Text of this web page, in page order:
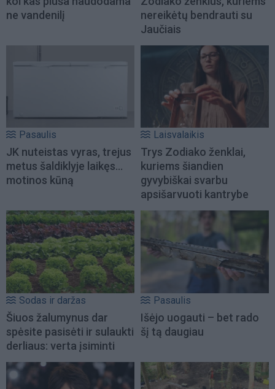
ne vandenilį
nereikėtų bendrauti su
Jaučiais
Pasaulis
JK nuteistas vyras, trejus
metus šaldiklyje laikęs...
motinos kūną
Laisvalaikis
Trys Zodiako ženklai,
kuriems šiandien
gyvybiškai svarbu
apsišarvuoti kantrybe
Sodas ir daržas
Šiuos žalumynus dar
spėsite pasisėti ir sulaukti
derliaus: verta įsiminti
Pasaulis
Išėjo uogauti – bet rado
šį tą daugiau